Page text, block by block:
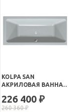
KOLPA SAN
АКРИЛОВАЯ ВАННА
170X80
226 400 ₽
260 360₽